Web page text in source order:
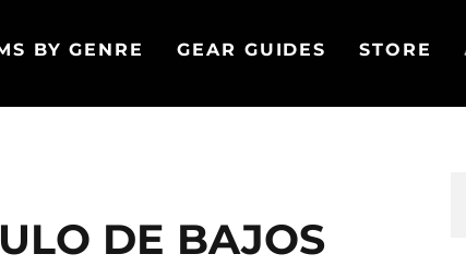
BY GENRE GEAR GUIDES STORE
DE BAJOS